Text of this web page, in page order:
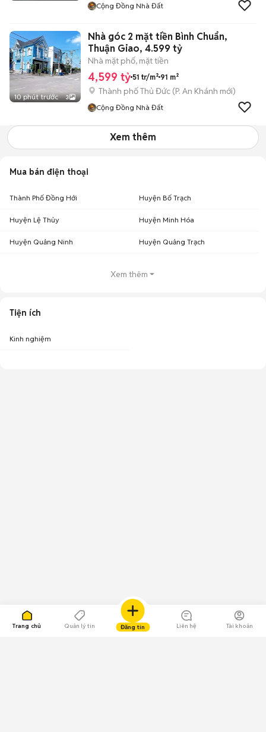
Trang chủ Quản lý tin Đăng tin Liên hệ Tài khoản
Cộng Đồng Nhà Đất
10 phút trước 3
Nhà góc 2 mặt tiền Bình Chuẩn,
Thuận Giao, 4.599 tỷ
Nhà mặt phố, mặt tiền
4,599 tỷ 51 tr/m² 91 m²
Thành phố Thủ Đức (P. An Khánh mới)
Cộng Đồng Nhà Đất
Xem thêm
Mua bán điện thoại
Thành Phố Đồng Hới Huyện Bố Trạch
Huyện Lệ Thủy Huyện Minh Hóa
Huyện Quảng Ninh Huyện Quảng Trạch
Xem thêm
Tiện ích
Kinh nghiệm